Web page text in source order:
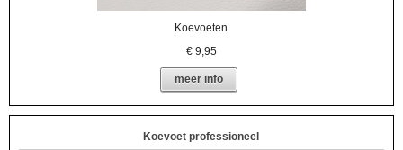
Koevoeten
€ 9,95
meer info
Koevoet professioneel